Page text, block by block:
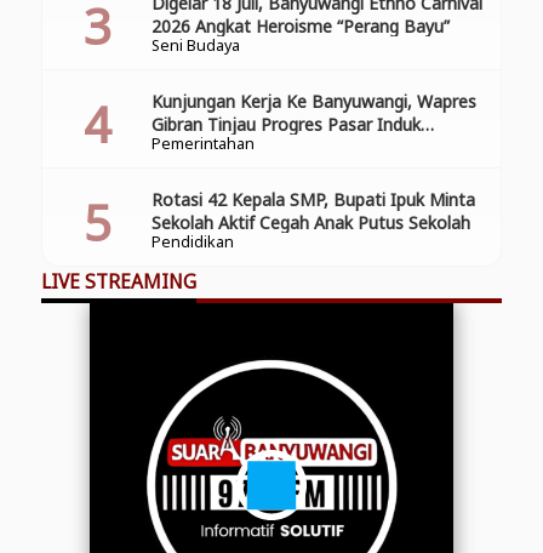
Seni Budaya
2026 Angkat Heroisme “Perang Bayu”
Pemerintahan
Kunjungan Kerja Ke Banyuwangi, Wapres
Gibran Tinjau Progres Pasar Induk
Banyuwang
Pendidikan
Rotasi 42 Kepala SMP, Bupati Ipuk Minta
Sekolah Aktif Cegah Anak Putus Sekolah
LIVE STREAMING